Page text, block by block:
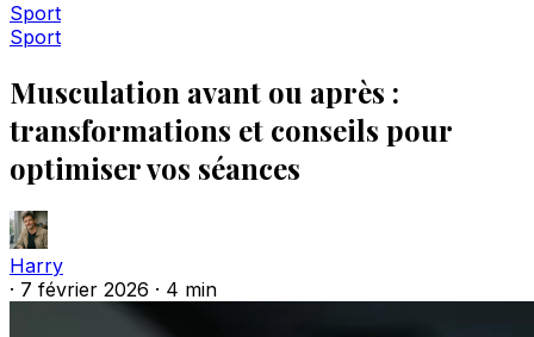
Sport
Sport
Musculation avant ou après :
transformations et conseils pour
optimiser vos séances
Harry
· 7 février 2026 · 4 min